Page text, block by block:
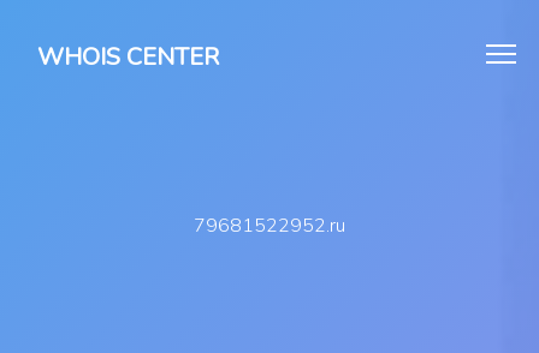
WHOIS CENTER
79681522952.ru